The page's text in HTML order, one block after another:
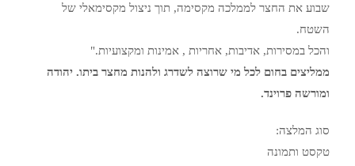
שבוע את החצר לממלכה מקסימה, תוך ניצול מקסימאלי של
השטח.
והכל במסירות, אדיבות, אחריות , אמינות ומקצועיות."
ממליצים בחום לכל מי שרוצה לשדרג ולהנות מחצר ביתו. יהודה
ומורשה פרוינד.
סוג המלצה:
טקסט ותמונה